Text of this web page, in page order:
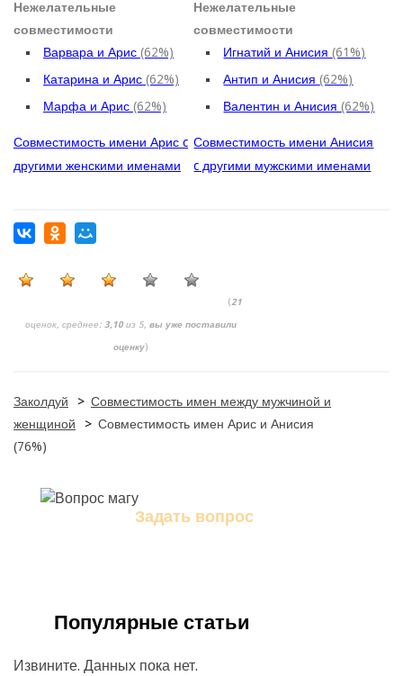
Нежелательные
совместимости
Варвара и Арис (62%)
Катарина и Арис (62%)
Марфа и Арис (62%)
Совместимость имени Арис c
другими женскими именами
Нежелательные
совместимости
Игнатий и Анисия(61%)
Антип и Анисия(62%)
Валентин и Анисия(62%)
Совместимость имени Анисия
c другими мужскими именами
(21
оценок, среднее: 3,10из 5, вы уже поставили
оценку)
Заколдуй > Совместимость имен между мужчиной и
женщиной
> Совместимость имен Арис и Анисия
(76%)
Задать вопрос
Популярные статьи
Извините. Данных пока нет.